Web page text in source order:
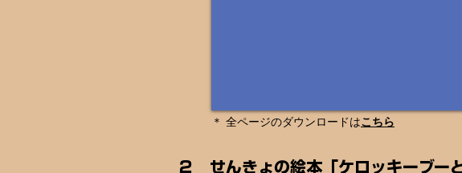
＊ 全ページのダウンロードはこちら
２ せんきょの絵本「ケロッキーブー